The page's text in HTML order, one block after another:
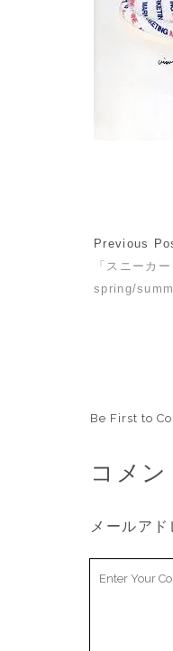
Previous
「スニーカ
spring/
Be First to
コメ
メールア